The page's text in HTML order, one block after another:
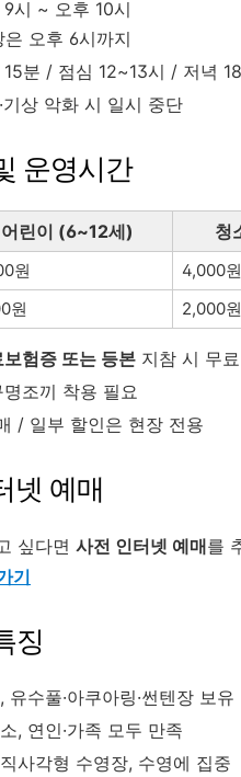
9시 ~ 오후 10시
오후 6시까지
15분 / 점심 12~13시 / 저녁
기상 악화 시 일시 중단
운영시간
어린이 (6~12세) 청
원 4,000원
원 2,000원
보험증 또는 등본 지참 시 무료
명조끼 착용 필요
/ 일부 할인은 현장 전용
넷 예매
싶다면 사전 인터넷 예매를
기
징
유수풀·아쿠아링·썬텐장 보유
, 연인·가족 모두 만족
사각형 수영장, 수영에 집중